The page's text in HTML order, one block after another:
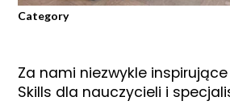
Category
Za nami niezwykle inspirujące
Skills dla nauczycieli i